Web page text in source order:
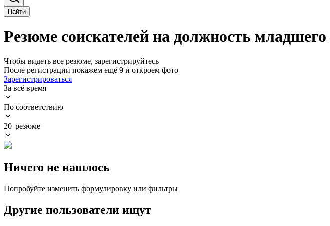
Найти
Резюме соискателей на должность
Чтобы видеть все резюме, зарегистрируйтесь
После регистрации покажем ещё 9 и откроем фото
Зарегистрироваться
За всё время
По соответствию
20 резюме
Ничего не нашлось
Попробуйте изменить формулировку или фильтры
Другие пользователи ищут